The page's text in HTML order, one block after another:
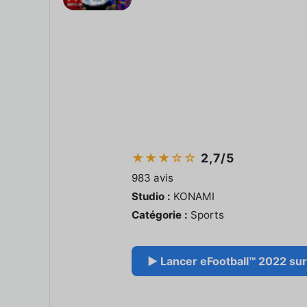
★★★☆☆ 2,7/5
983 avis
Studio : KONAMI
Catégorie : Sports
▶ Lancer eFootball™ 2022